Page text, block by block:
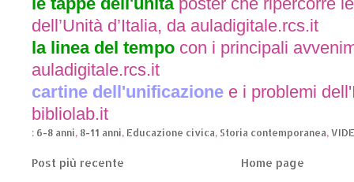
dell’Unità d’Italia, da auladigitale.rcs.it
la linea del tempo con i principali
auladigitale.rcs.it
cartine dell'unificazione e i problemi
bibliolab.it
: 6-8 anni, 8-11 anni, Educazione civica, Storia contemporanea,
Post più recente Home page